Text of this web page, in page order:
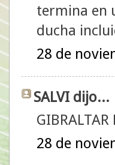
termina en
ducha
28 de
SALVI dijo...
GIBRALTAR
28 de